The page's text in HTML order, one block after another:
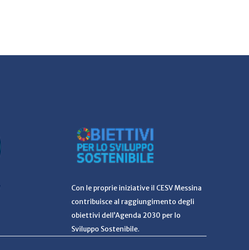
Con le proprie iniziative il CESV Messina
contribuisce al raggiungimento degli
obiettivi dell’Agenda 2030 per lo
Sviluppo Sostenibile.